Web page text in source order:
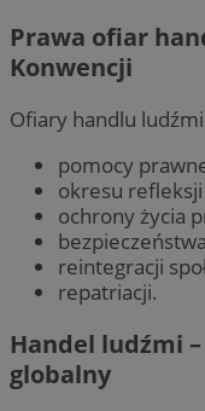
Prawa ofiar
Konwencji
Ofiary handlu
pomocy
okresu
ochrony życia
reintegracji
repatriacji.
Handel ludźmi
globalny